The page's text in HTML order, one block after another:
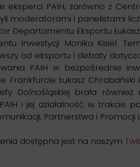
eksperci PAIH, zarówno z
moderatorami i panelistami
Departamentu Eksportu
Inwestycji Monika Kisiel.
od eksportu i debaty
PAIH w bezpośrednie
Frankfurcie Łukasz
Dolnośląskiej brała
i jej działalność w trakcie
Partnerstwa i Promocji
dostępna jest na naszym